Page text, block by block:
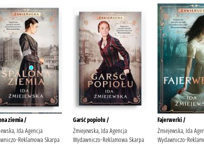
ziemia /
Ida Agencja
Reklamowa Skarpa
Garść popiołu /
Żmiejewska, Ida Agencja
Wydawniczo-Reklamowa Skarpa
Fajerwerki /
Żmiejewska, Ida
Wydawniczo-